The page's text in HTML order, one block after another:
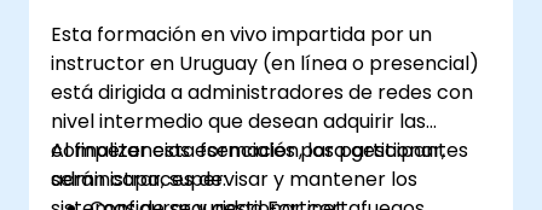
Identificar, analizar y responder a
incidentes de ciberseguridad utilizando
inteligencia contra amenazas,
herramientas SIEM y planes de respuesta
a incidentes.
Esta formación en vivo impartida por un
instructor en Uruguay (en línea o presencial)
está dirigida a administradores de redes con
nivel intermedio que desean adquirir las
competencias esenciales para gestionar,
administrar, supervisar y mantener los
Al finalizar esta formación, los participantes
serán capaces de: